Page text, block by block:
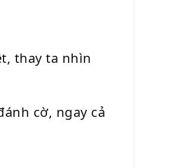
thay ta nhìn
cờ, ngay cả